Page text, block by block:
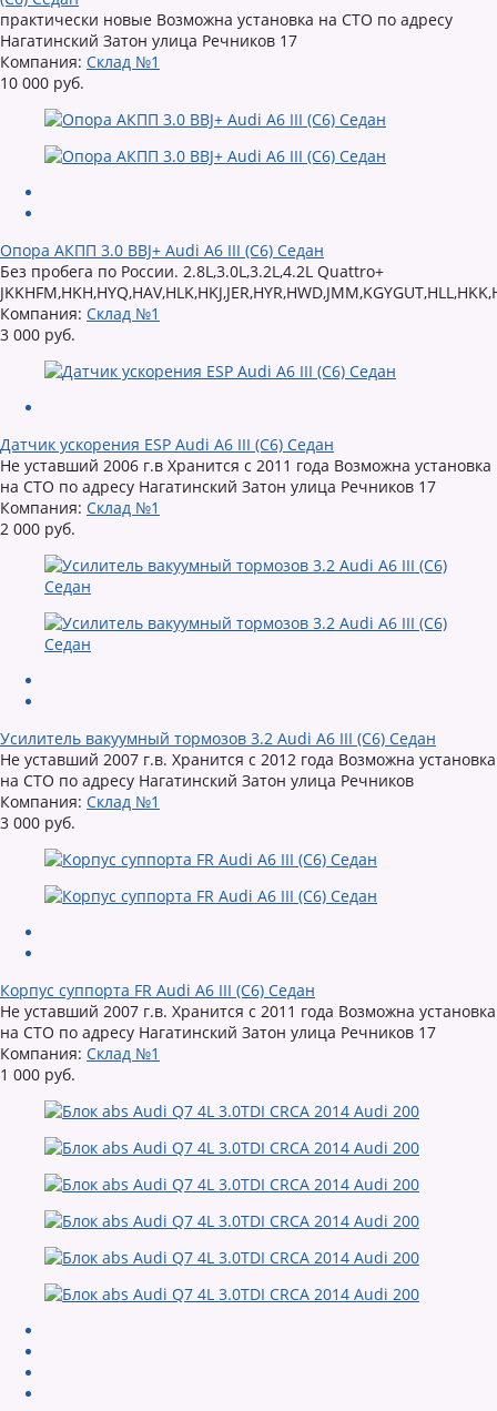
практически новые Возможна установка на СТО по адресу
Нагатинский Затон улица Речников 17
Компания: Склад №1
10 000 руб.
Опора АКПП 3.0 BBJ+ Audi A6 III (C6) Седан
Без пробега по России. 2.8L,3.0L,3.2L,4.2L Quattro+
Компания: Склад №1
3 000 руб.
Датчик ускорения ESP Audi A6 III (C6) Седан
Не уставший 2006 г.в Хранится с 2011 года Возможна установка
на СТО по адресу Нагатинский Затон улица Речников 17
Компания: Склад №1
2 000 руб.
Усилитель вакуумный тормозов 3.2 Audi A6 III (C6) Седан
Не уставший 2007 г.в. Хранится с 2012 года Возможна установка
на СТО по адресу Нагатинский Затон улица Речников
Компания: Склад №1
3 000 руб.
Корпус суппорта FR Audi A6 III (C6) Седан
Не уставший 2007 г.в. Хранится с 2011 года Возможна установка
на СТО по адресу Нагатинский Затон улица Речников 17
Компания: Склад №1
1 000 руб.